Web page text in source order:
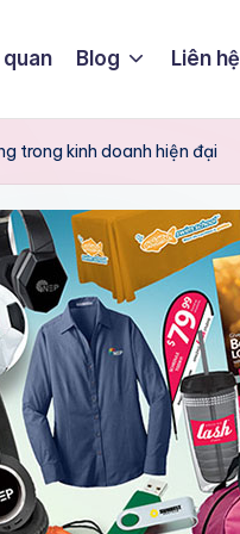
Blog Liên hệ
trong kinh doanh hiện đại